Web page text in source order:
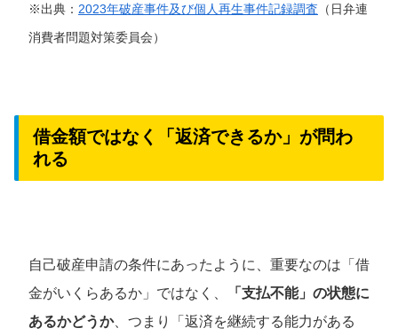
※出典： 2023年破産事件及び個人再生事件記録調査 （日弁連
消費者問題対策委員会）
借金額ではなく「返済できるか」が問わ
れる
自己破産申請の条件にあったように、重要なのは「借
金がいくらあるか」ではなく、
「支払不能」の状態に
あるかどうか、つまり「返済を継続する能力がある